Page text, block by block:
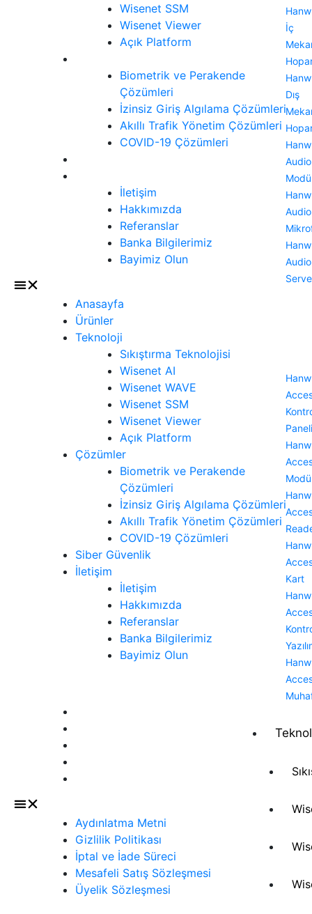
İç
Dış
Audio
Audio
Audio
Kart
Wisenet SSM
Wisenet Viewer
Açık Platform
Biometrik ve Perakende
Çözümleri
İzinsiz Giriş Algılama Çözümleri
Akıllı Trafik Yönetim Çözümleri
COVID-19 Çözümleri
İletişim
Hakkımızda
Referanslar
Banka Bilgilerimiz
Bayimiz Olun
Anasayfa
Ürünler
Teknoloji
Sıkıştırma Teknolojisi
Wisenet AI
Wisenet WAVE
Wisenet SSM
Wisenet Viewer
Açık Platform
Çözümler
Biometrik ve Perakende
Çözümleri
İzinsiz Giriş Algılama Çözümleri
Akıllı Trafik Yönetim Çözümleri
COVID-19 Çözümleri
Siber Güvenlik
İletişim
İletişim
Hakkımızda
Referanslar
Banka Bilgilerimiz
Bayimiz Olun
Aydınlatma Metni
Gizlilik Politikası
İptal ve İade Süreci
Mesafeli Satış Sözleşmesi
Üyelik Sözleşmesi